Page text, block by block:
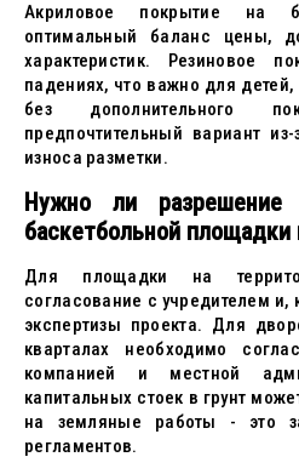
Акриловое покрытие на
оптимальный баланс цены,
характеристик. Резиновое
падениях, что важно для
без дополнительного
предпочтительный вариант
износа разметки.
Нужно ли разрешение
баскетбольной площадки
Для площадки на
согласование с учредителем
экспертизы проекта. Для
кварталах необходимо
компанией и местной
капитальных стоек в грунт
на земляные работы - это
регламентов.